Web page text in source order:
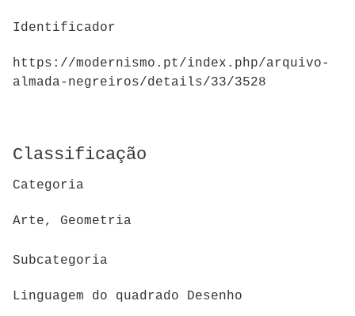
Identificador
https://modernismo.pt/index.php/arquivo-
almada-negreiros/details/33/3528
Classificação
Categoria
Arte, Geometria
Subcategoria
Linguagem do quadrado Desenho